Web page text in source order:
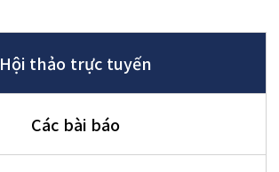
Hội thảo trực tuyến
Các bài báo